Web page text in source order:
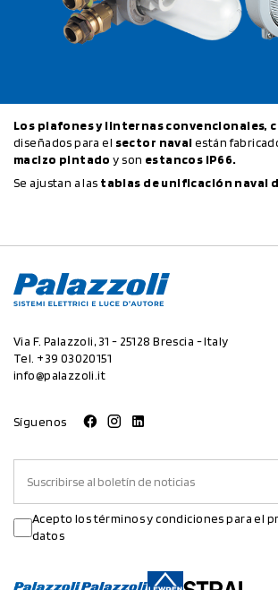
Los plafones y linternas convencionales,
diseñados para el sector navalestán
macizo pintado y son estancos IP66.
Se ajustan a las tablas de unificación naval
Via F. Palazzoli, 31 - 25128 Brescia - Italy
Tel. +39 03020151
info@palazzoli.it
Síguenos
Acepto los términos y condiciones para el
datos